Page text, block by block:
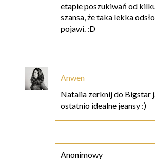
etapie poszukiwań od
szansa, że taka lekka
pojawi. :D
Anwen
Natalia zerknij do Bigstar
ostatnio idealne jeansy :)
Anonimowy